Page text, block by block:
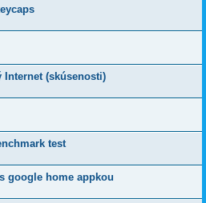
Internet (skúsenosti)
test
google home appkou